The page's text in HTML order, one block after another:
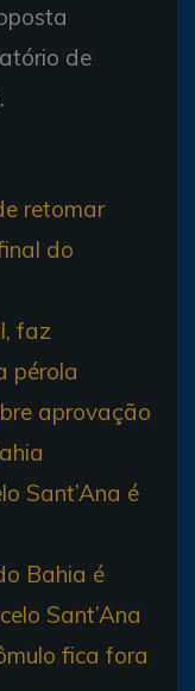
de
retomar
do
faz
pérola
aprovação
Sant’Ana é
Bahia é
Sant’Ana
fica fora